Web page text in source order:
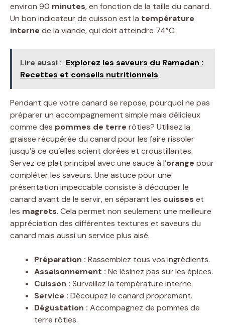
environ 90 minutes, en fonction de la taille du canard.
Un bon indicateur de cuisson est la température
interne de la viande, qui doit atteindre 74°C.
Lire aussi : Explorez les saveurs du Ramadan :
Recettes et conseils nutritionnels
Pendant que votre canard se repose, pourquoi ne pas
préparer un accompagnement simple mais délicieux
comme des pommes de terre rôties? Utilisez la
graisse récupérée du canard pour les faire rissoler
jusqu’à ce qu’elles soient dorées et croustillantes.
Servez ce plat principal avec une sauce à l’orange pour
compléter les saveurs. Une astuce pour une
présentation impeccable consiste à découper le
canard avant de le servir, en séparant les cuisses et
les magrets. Cela permet non seulement une meilleure
appréciation des différentes textures et saveurs du
canard mais aussi un service plus aisé.
Préparation : Rassemblez tous vos ingrédients.
Assaisonnement : Ne lésinez pas sur les épices.
Cuisson : Surveillez la température interne.
Service : Découpez le canard proprement.
Dégustation : Accompagnez de pommes de
terre rôties.